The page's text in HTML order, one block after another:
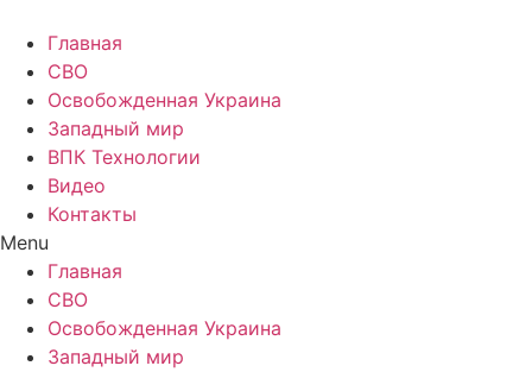
Главная
СВО
Освобожденная Украина
Западный мир
ВПК Технологии
Видео
Контакты
Menu
Главная
СВО
Освобожденная Украина
Западный мир